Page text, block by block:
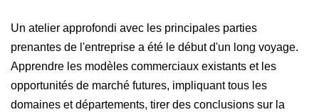
Un atelier approfondi avec les principales parties
prenantes de l'entreprise a été le début d'un long voyage.
Apprendre les modèles commerciaux existants et les
opportunités de marché futures, impliquant tous les
domaines et départements, tirer des conclusions sur la